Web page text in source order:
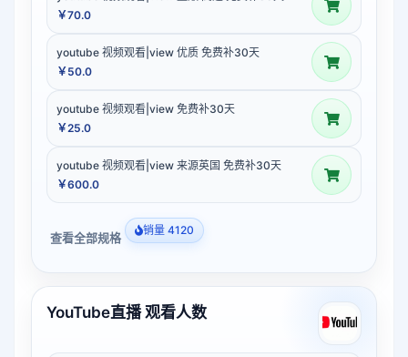
￥70.0
youtube 视频观看|view 优质 免费补30天
￥50.0
youtube 视频观看|view 免费补30天
￥25.0
youtube 视频观看|view 来源英国 免费补30天
￥600.0
查看全部规格 销量 4120
YouTube直播 观看人数